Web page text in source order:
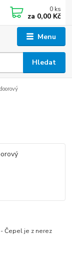
Menu
Hledat
0 ks
za 0,00 Kč
Čepel je z nerez